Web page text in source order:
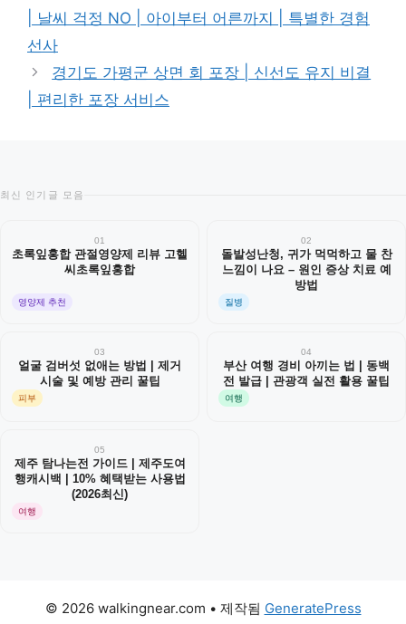
리
| 날씨 걱정 NO | 아이부터 어른까지 | 특별한 경험
선사
경기도 가평군 상면 회 포장 | 신선도 유지 비결
| 편리한 포장 서비스
최신 인기글 모음
01
초록잎홍합 관절영양제 리뷰 고헬
씨초록잎홍합
영양제 추천
02
돌발성난청, 귀가 먹먹하고 물 찬
느낌이 나요 – 원인 증상 치료 예
방법
질병
03
얼굴 검버섯 없애는 방법 | 제거
시술 및 예방 관리 꿀팁
피부
04
부산 여행 경비 아끼는 법 | 동백
전 발급 | 관광객 실전 활용 꿀팁
여행
05
제주 탐나는전 가이드 | 제주도여
행캐시백 | 10% 혜택받는 사용법
(2026최신)
여행
© 2026 walkingnear.com • 제작됨 GeneratePress